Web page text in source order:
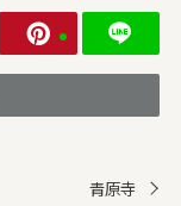
青原寺